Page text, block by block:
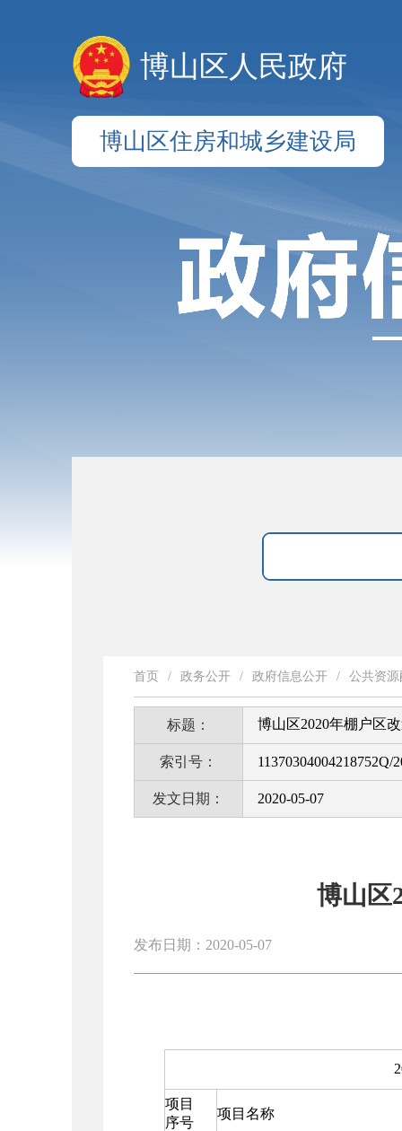
博山区人民政府
博山区住房和城乡建设局
首页 / 政务公开 / 政府信息公开 / 公共资源
标题： 博山区2020年棚户区
索引号： 11370304004218752Q/
发文日期： 2020-05-07
博山区
发布日期：2020-05-07
项目
序号
项目名称